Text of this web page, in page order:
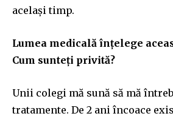
același timp.
Lumea medicală înțelege
Cum sunteți privită?
Unii colegi mă sună să mă
tratamente. De 2 ani încoace